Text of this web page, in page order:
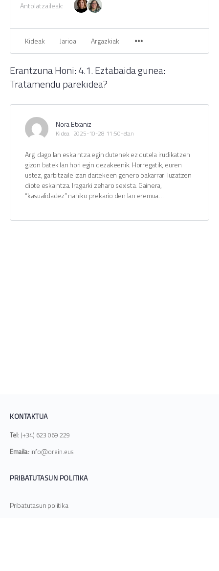
Antolatzaileak:
Kideak Jarioa Argazkiak
Erantzuna Honi: 4.1. Eztabaida gunea:
Tratamendu parekidea?
Nora Etxaniz
Kidea 2025-10-28 11:50-etan
Argi dago lan eskaintza egin dutenek ez dutela irudikatzen
gizon batek lan hori egin dezakeenik. Horregatik, euren
ustez, garbitzaile izan daitekeen genero bakarrari luzatzen
diote eskaintza. Iragarki zeharo sexista. Gainera,
“kasualidadez” nahiko prekario den lan eremua…
KONTAKTUA
Tel: (+34) 623 069 229
Emaila:info@orein.eus
PRIBATUTASUN POLITIKA
Pribatutasun politika